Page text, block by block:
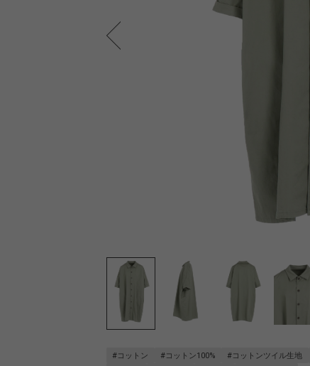
#コットン #コットン100% #コットンツイル生地